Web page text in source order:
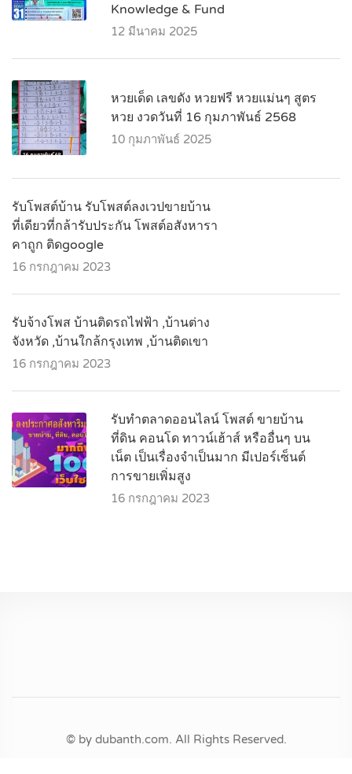
Knowledge & Fund
12 มีนาคม 2025
หวยเด็ด เลขดัง หวยฟรี หวยแม่นๆ สูตร
หวย งวดวันที่ 16 กุมภาพันธ์ 2568
10 กุมภาพันธ์ 2025
รับโพสต์บ้าน รับโพสต์ลงเวปขายบ้าน
ที่เดียวที่กล้ารับประกัน โพสต์อสังหารา
คาถูก ติดgoogle
16 กรกฎาคม 2023
รับจ้างโพส บ้านติดรถไฟฟ้า ,บ้านต่าง
จังหวัด ,บ้านใกล้กรุงเทพ ,บ้านติดเขา
16 กรกฎาคม 2023
รับทำตลาดออนไลน์ โพสต์ ขายบ้าน
ที่ดิน คอนโด ทาวน์เฮ้าส์ หรืออื่นๆ บน
เน็ต เป็นเรื่องจำเป็นมาก มีเปอร์เซ็นต์
การขายเพิ่มสูง
16 กรกฎาคม 2023
© by dubanth.com. All Rights Reserved.